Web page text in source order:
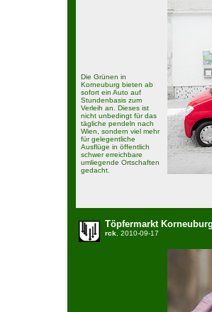
Die Grünen in
Korneuburg bieten ab
sofort ein Auto auf
Stundenbasis zum
Verleih an. Dieses ist
nicht unbedingt für das
tägliche pendeln nach
Wien, sondern viel mehr
für gelegentliche
Ausflüge in öffentlich
schwer erreichbare
umliegende Ortschaften
gedacht.
Töpfermarkt
rck, 2010-09-17